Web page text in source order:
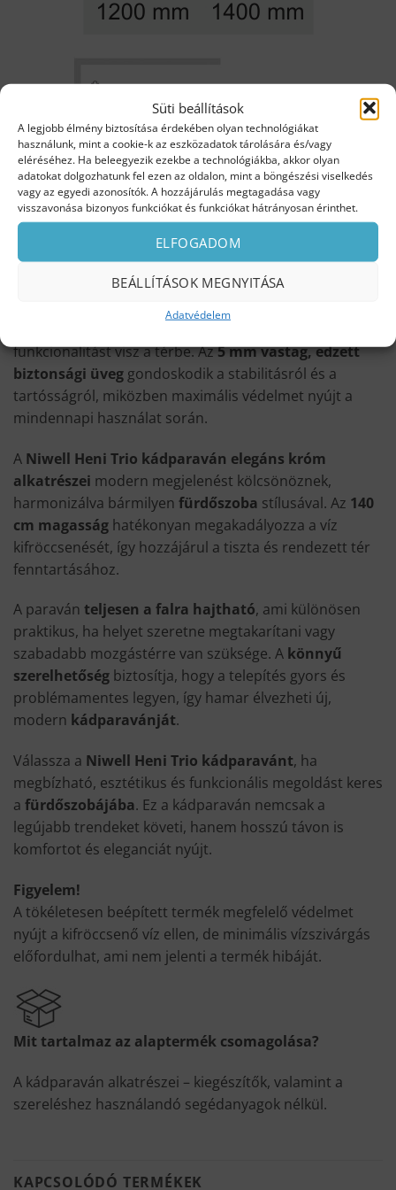
Süti beállítások
A legjobb élmény biztosítása érdekében olyan technológiákat
használunk, mint a cookie-k az eszközadatok tárolására és/vagy
eléréséhez. Ha beleegyezik ezekbe a technológiákba, akkor olyan
adatokat dolgozhatunk fel ezen az oldalon, mint a böngészési viselkedés
vagy az egyedi azonosítók. A hozzájárulás megtagadása vagy
visszavonása bizonyos funkciókat és funkciókat hátrányosan érinthet.
ELFOGADOM
BEÁLLÍTÁSOK MEGNYITÁSA
Adatvédelem
ANiwell Heni Trio kádparavántökéletes választás, ha
modern és praktikus megoldást keres afürdőszobába
kádparaván
funkcionalitást visz a térbe. Az5 mm vastag, edzett
biztonsági üveg gondoskodik a stabilitásról és a
tartósságról, miközben maximális védelmet nyújt a
mindennapi használat során.
A Niwell Heni Trio kádparaván elegáns króm
alkatrészei modern megjelenést kölcsönöznek,
harmonizálva bármilyen fürdőszoba stílusával. Az 140
cm magasság hatékonyan megakadályozza a víz
kifröccsenését, így hozzájárul a tiszta és rendezett tér
fenntartásához.
A paraván teljesen a falra hajtható, ami különösen
praktikus, ha helyet szeretne megtakarítani vagy
szabadabb mozgástérre van szüksége. A könnyű
szerelhetőség biztosítja, hogy a telepítés gyors és
problémamentes legyen, így hamar élvezheti új,
modern kádparavánját.
Válassza a Niwell Heni Trio kádparavánt, ha
megbízható, esztétikus és funkcionális megoldást keres
a fürdőszobájába. Ez a kádparaván nemcsak a
legújabb trendeket követi, hanem hosszú távon is
komfortot és eleganciát nyújt.
Figyelem!
A tökéletesen beépített termék megfelelő védelmet
nyújt a kifröccsenő víz ellen, de minimális vízszivárgás
előfordulhat, ami nem jelenti a termék hibáját.
Mit tartalmaz az alaptermék csomagolása?
A kádparaván alkatrészei – kiegészítők, valamint a
szereléshez használandó segédanyagok nélkül.
KAPCSOLÓDÓ TERMÉKEK